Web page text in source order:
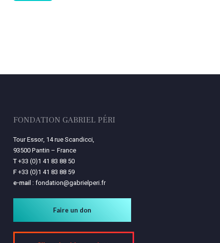
FONDATION GABRIEL PÉRI
Tour Essor, 14 rue Scandicci,
93500 Pantin – France
T+33 (0)1 41 83 88 50
F+33 (0)1 41 83 88 59
e-mail : fondation@gabrielperi.fr
Faire un don